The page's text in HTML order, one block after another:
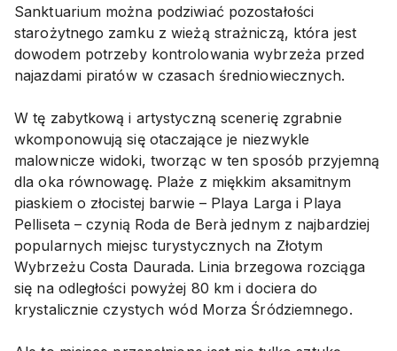
Sanktuarium można podziwiać pozostałości
starożytnego zamku z wieżą strażniczą, która jest
dowodem potrzeby kontrolowania wybrzeża przed
najazdami piratów w czasach średniowiecznych.
W tę zabytkową i artystyczną scenerię zgrabnie
wkomponowują się otaczające je niezwykle
malownicze widoki, tworząc w ten sposób przyjemną
dla oka równowagę. Plaże z miękkim aksamitnym
piaskiem o złocistej barwie – Playa Larga i Playa
Pelliseta – czynią Roda de Berà jednym z najbardziej
popularnych miejsc turystycznych na Złotym
Wybrzeżu Costa Daurada. Linia brzegowa rozciąga
się na odległości powyżej 80 km i dociera do
krystalicznie czystych wód Morza Śródziemnego.